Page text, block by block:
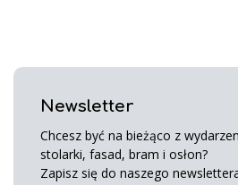
Newsletter
Chcesz być na bieżąco z
stolarki, fasad, bram i osłon?
Zapisz się do naszego